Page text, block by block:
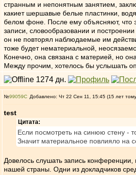
странным и непонятным занятием,
какиет шершавые белые пластинки,
белом фоне. После ему объясняют, что
записи, словообразовании и
он не повторял наблюдаемые им
тоже будет нематериальной,
Конечно, она связана с материей, но
Между прочим, хотелось бы услышать
№99059 Добавлено: Чт 22 Сен 11, 15:45 (15 лет
test
Цитата:
Если посмотреть на синюю стену -
Значит материальное повлияло на
Довелось слушать запись
нашей страны. Одни из докладчиков